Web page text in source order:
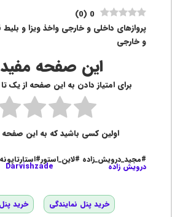
0
(
0
)
پروازهای داخلی و خارجی واخذ ویزا و
و خارجی
این صفحه
برای امتیاز دادن به این صفحه از یک
اولین کسی باشید که به این
#مجید_درویش_زاده #لاین_استور#استارتاپونه
درویش زاده Darvishzade
خرید پنل نمایندگی خرید